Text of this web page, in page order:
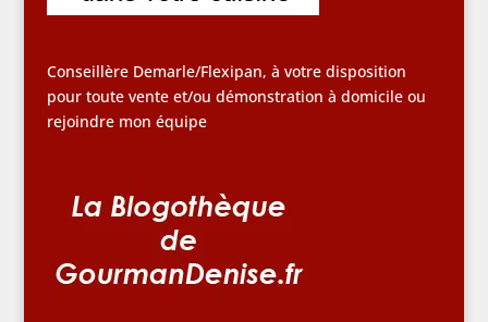
Conseillère Demarle/Flexipan, à votre disposition
pour toute vente et/ou démonstration à domicile ou
rejoindre mon équipe